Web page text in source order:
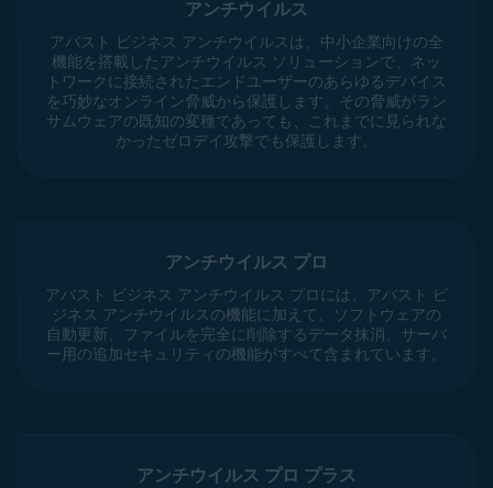
アンチウイルス
アバスト ビジネス アンチウイルスは、中小企業向けの全
機能を搭載したアンチウイルス ソリューションで、ネッ
トワークに接続されたエンドユーザーのあらゆるデバイス
を巧妙なオンライン脅威から保護します。その脅威がラン
サムウェアの既知の変種であっても、これまでに見られな
かったゼロデイ攻撃でも保護します。
アンチウイルス プロ
アバスト ビジネス アンチウイルス プロには、アバスト ビ
ジネス アンチウイルスの機能に加えて、ソフトウェアの
自動更新、ファイルを完全に削除するデータ抹消、サーバ
ー用の追加セキュリティの機能がすべて含まれています。
アンチウイルス プロ プラス